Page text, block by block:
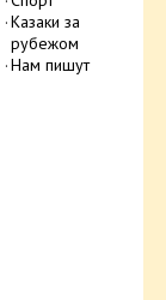
Казаки за
рубежом
Нам пишут